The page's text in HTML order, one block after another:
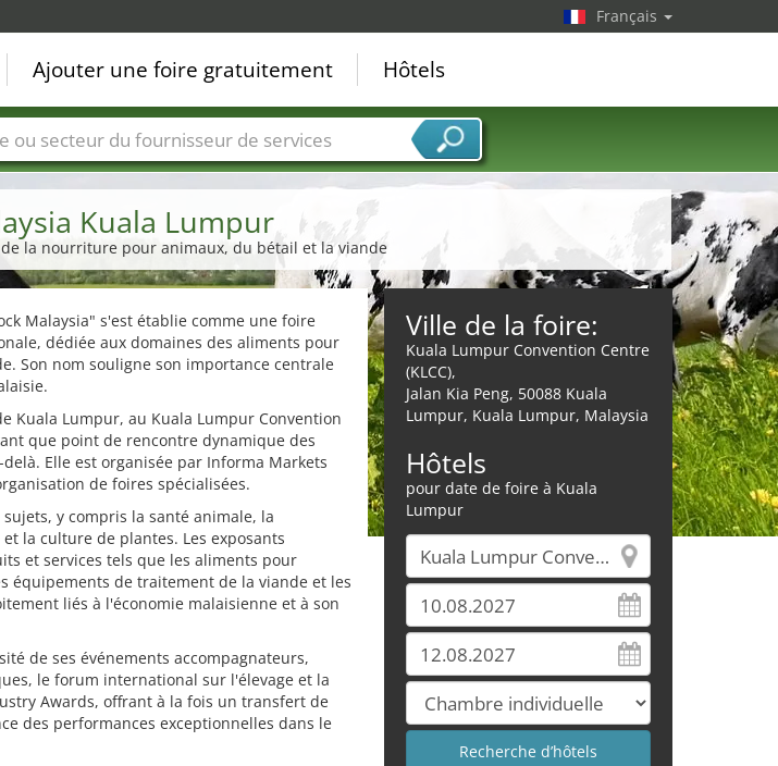
Kuala Lumpur
la nourriture pour animaux, du bétail et la viande
Malaysia" s'est établie comme une foire
dédiée aux domaines des aliments pour
Son nom souligne son importance centrale
Kuala Lumpur, au Kuala Lumpur Convention
que point de rencontre dynamique des
Elle est organisée par Informa Markets
de foires spécialisées.
y compris la santé animale, la
la culture de plantes. Les exposants
et services tels que les aliments pour
équipements de traitement de la viande et les
liés à l'économie malaisienne et à son
de ses événements accompagnateurs,
le forum international sur l'élevage et la
Awards, offrant à la fois un transfert de
des performances exceptionnelles dans le
Ville de la foire:
Kuala Lumpur Convention Centre
(KLCC),
Jalan Kia Peng, 50088 Kuala
Lumpur, Kuala Lumpur, Malaysia
Hôtels
pour date de foire à Kuala
Lumpur
Français
Ajouter une foire gratuitement Hôtels
Secteurs du fournisseur de services